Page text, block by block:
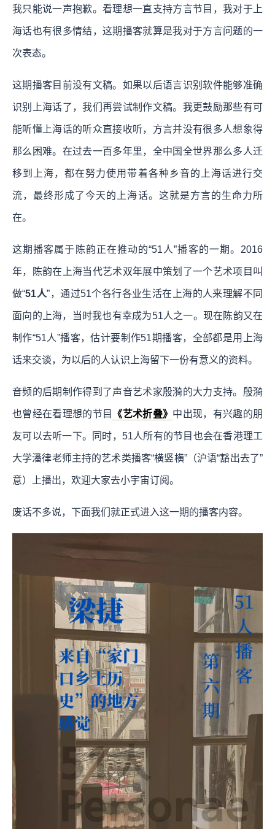
我只能说一声抱歉。看理想一直支持方言节目，我对于上
海话也有很多情结，这期播客就算是我对于方言问题的一
次表态。
这期播客目前没有文稿。如果以后语言识别软件能够准确
识别上海话了，我们再尝试制作文稿。我更鼓励那些有可
能听懂上海话的听众直接收听，方言并没有很多人想象得
那么困难。在过去一百多年里，全中国全世界那么多人迁
移到上海，都在努力使用带着各种乡音的上海话进行交
流，最终形成了今天的上海话。这就是方言的生命力所
在。
这期播客属于陈韵正在推动的“51人”播客的一期。2016
年，陈韵在上海当代艺术双年展中策划了一个艺术项目叫
做“51人”，通过51个各行各业生活在上海的人来理解不同
面向的上海，当时我也有幸成为51人之一。现在陈韵又在
制作“51人”播客，估计要制作51期播客，全部都是用上海
话来交谈，为以后的人认识上海留下一份有意义的资料。
音频的后期制作得到了声音艺术家殷漪的大力支持。殷漪
也曾经在看理想的节目 《艺术折叠》 中出现，有兴趣的朋
友可以去听一下。同时，51人所有的节目也会在香港理工
大学潘律老师主持的艺术类播客“横竖横”（沪语“豁出去了”
意）上播出，欢迎大家去小宇宙订阅。
废话不多说，下面我们就正式进入这一期的播客内容。